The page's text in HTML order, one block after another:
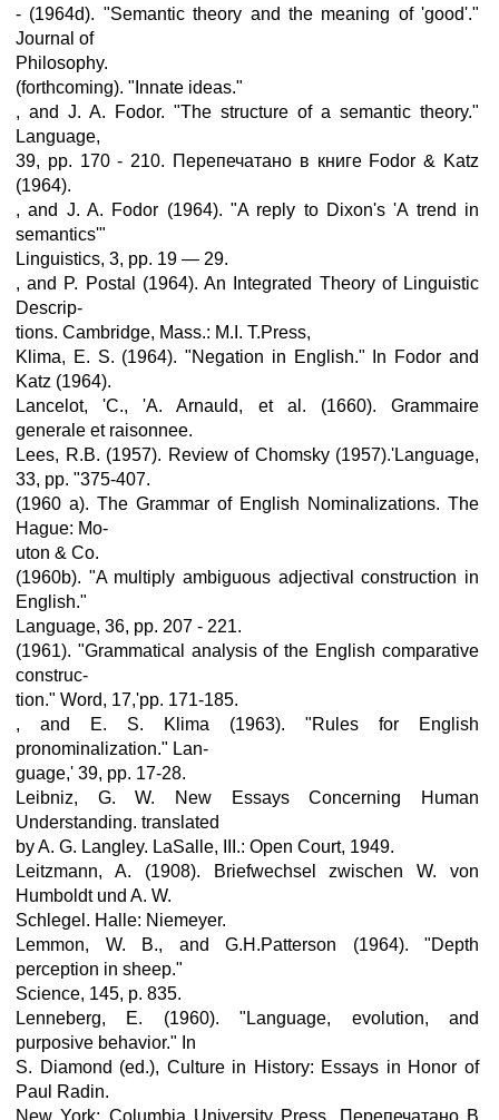
- (1964d). "Semantic theory and the meaning of 'good'."
Journal of
Philosophy.
(forthcoming). "Innate ideas."
, and J. A. Fodor. "The structure of a semantic theory."
Language,
39, pp. 170 - 210. Перепечатано в книге Fodor & Katz
(1964).
, and J. A. Fodor (1964). "A reply to Dixon's 'A trend in
semantics'"
Linguistics, 3, pp. 19 — 29.
, and P. Postal (1964). An Integrated Theory of Linguistic
Descrip-
tions. Cambridge, Mass.: M.I. T.Press,
Klima, E. S. (1964). "Negation in English." In Fodor and
Katz (1964).
Lancelot, 'С., 'A. Arnauld, et al. (1660). Grammaire
generale et raisonnee.
Lees, R.B. (1957). Review of Chomsky (1957).'Language,
33, pp. "375-407.
(1960 a). The Grammar of English Nominalizations. The
Hague: Mo-
uton & Co.
(1960b). "A multiply ambiguous adjectival construction in
English."
Language, 36, pp. 207 - 221.
(1961). "Grammatical analysis of the English comparative
construc-
tion." Word, 17,'pp. 171-185.
, and E. S. Klima (1963). "Rules for English
pronominalization." Lan-
guage,' 39, pp. 17-28.
Leibniz, G. W. New Essays Concerning Human
Understanding. translated
by A. G. Langley. LaSalle, III.: Open Court, 1949.
Leitzmann, A. (1908). Briefwechsel zwischen W. von
Humboldt und A. W.
Schlegel. Halle: Niemeyer.
Lemmon, W. В., and G.H.Patterson (1964). "Depth
perception in sheep."
Science, 145, p. 835.
Lenneberg, E. (1960). "Language, evolution, and
purposive behavior." In
S. Diamond (ed.), Culture in History: Essays in Honor of
Paul Radin.
New York: Columbia University Press. Перепечатано В